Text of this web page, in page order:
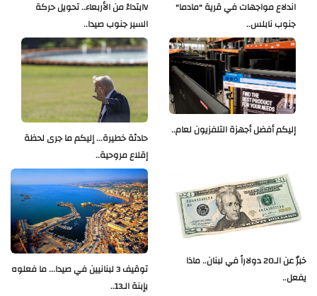
Vابتداءً من الأربعاء.. تحويل حركة
السير جنوب صيدا..
اندلاع مواجهات في قرية "مادما"
جنوب نابلس..
حادثة خطيرة... إليكم ما جرى لحظة
إقلاع مروحية..
إليكم أفضل أجهزة التلفزيون لعام..
توقيف 3 لبنانيين في صيدا... ما فعلوه
بإبنة الـ13..
خبرٌ عن الـ20 دولاراً في لبنان.. ماذا
يفعل..